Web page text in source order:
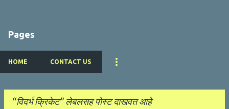
Pages
HOME CONTACT US
विदर्भ क्रिकेट लेबलसह पोस्ट दाखवत आहे